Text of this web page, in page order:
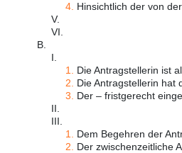
4. Hinsichtlich der von
V.
VI.
B.
I.
1.
Die Antragstellerin ist
2.
Die Antragstellerin hat
3.
Der – fristgerecht
II.
III.
1.
Dem Begehren der
2.
Der zwischenzeitliche